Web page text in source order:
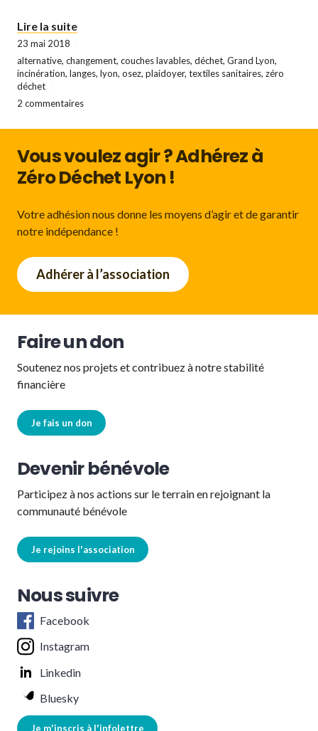
Lire la suite« Les couches lavables, une alternative
23 mai 2018
alternative, changement, couches lavables, déchet, Grand Lyon,
incinération, langes, lyon, osez, plaidoyer, textiles sanitaires, zéro
déchet
2 commentaires
Vous voulez agir ? Adhérez à
Zéro Déchet Lyon !
Votre adhésion nous donne les moyens d’agir et de garantir
notre indépendance !
Adhérer à l’association
Faire un don
Soutenez nos projets et contribuez à notre stabilité
financière
Je fais un don
Devenir bénévole
Participez à nos actions sur le terrain en rejoignant la
communauté bénévole
Je rejoins l'association
Nous suivre
Facebook
Instagram
Linkedin
Bluesky
Je m'inscris à l'infolettre